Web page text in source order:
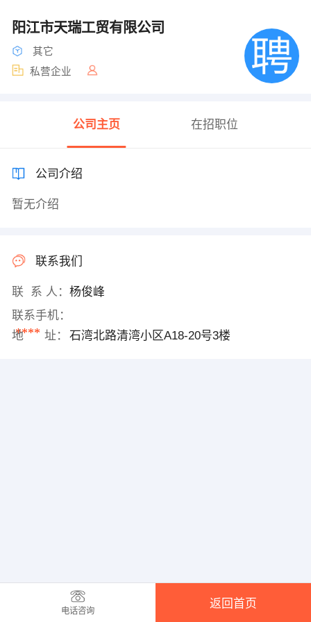
阳江市天瑞工贸有限公司
其它
私营企业
公司主页 在招职位
公司介绍
暂无介绍
联系我们
联 系 人： 杨俊峰
联系手机：
****
地 址： 石湾北路清湾小区A18-20号3楼
电话咨询
返回首页